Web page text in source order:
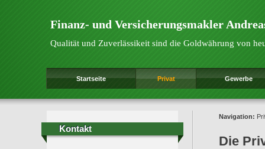
Finanz- und Versicherungsmakler
Qualität und Zuverlässikeit sind die Goldwährung von
Startseite Privat Gewerbe
Kontakt
Kontakt
Navigation:
Die